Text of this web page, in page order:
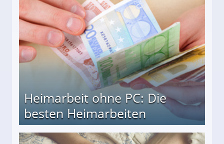
Heimarbeit ohne PC: Die
besten Heimarbeiten